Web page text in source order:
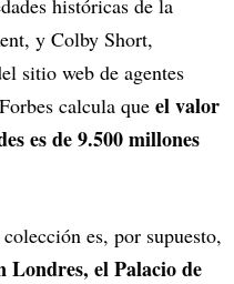
y Colby Short,
sitio web de agentes
calcula que el valor
es de 9.500 millones
es, por supuesto,
Londres, el Palacio de